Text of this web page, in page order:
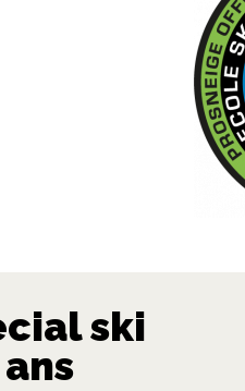
ski